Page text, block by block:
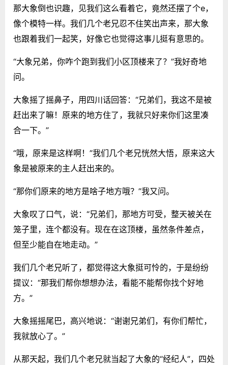
那大象倒也识趣，见我们这么看着它，竟然还摆了个e，
像个模特一样。我们几个老兄忍不住笑出声来，那大象
也跟着我们一起笑，好像它也觉得这事儿挺有意思的。
“大象兄弟，你咋个跑到我们小区顶楼来了？”我好奇地
问。
大象摇了摇鼻子，用四川话回答：“兄弟们，我这不是被
赶出来了嘛！原来的地方住了，我就只好来你们这里凑
合一下。”
“哦，原来是这样啊！”我们几个老兄恍然大悟，原来这大
象是被原来的主人赶出来的。
“那你们原来的地方是啥子地方哦？”我又问。
大象叹了口气，说：“兄弟们，那地方可受，整天被关在
笼子里，连个都没有。现在在这顶楼，虽然条件差点，
但至少能自在地走动。”
我们几个老兄听了，都觉得这大象挺可怜的，于是纷纷
提议：“那我们帮你想想办法，看能不能帮你找个好地
方。”
大象摇摇尾巴，高兴地说：“谢谢兄弟们，有你们帮忙，
我就放心了。”
从那天起，我们几个老兄就当起了大象的“经纪人”，四处